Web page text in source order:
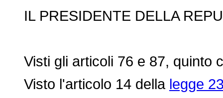
IL PRESIDENTE DELLA
Visti gli articoli 76 e 87, quinto
Visto l'articolo 14 della legge